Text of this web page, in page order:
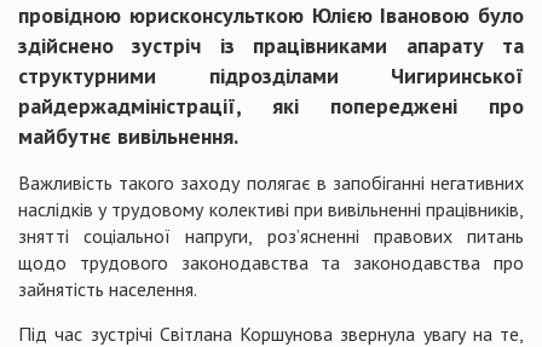
провідною юрисконсульткою Юлією Івановою було
здійснено зустріч із працівниками апарату та
структурними підрозділами Чигиринської
райдержадміністрації, які попереджені про
майбутнє вивільнення.
Важливість такого заходу полягає в запобіганні негативних
наслідків у трудовому колективі при вивільненні працівників,
знятті соціальної напруги, роз’ясненні правових питань
щодо трудового законодавства та законодавства про
зайнятість населення.
Під час зустрічі Світлана Коршунова звернула увагу на те,